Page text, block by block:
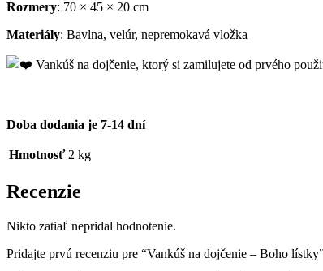
Rozmery: 70 × 45 × 20 cm
Materiály: Bavlna, velúr, nepremokavá vložka
Vankúš na dojčenie, ktorý si zamilujete od prvého
Doba dodania je 7-14 dní
Hmotnosť 2 kg
Recenzie
Nikto zatiaľ nepridal hodnotenie.
Pridajte prvú recenziu pre “Vankúš na dojčenie – Boho